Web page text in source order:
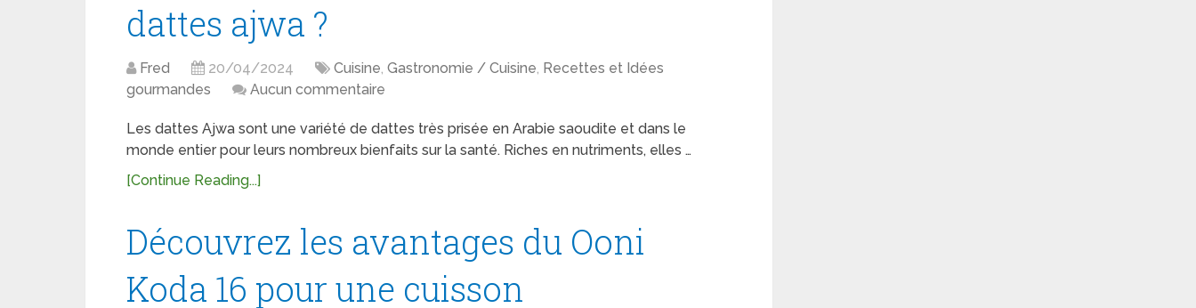
dattes ajwa ?
Fred 20/04/2024 Cuisine, Gastronomie / Cuisine, Recettes et Idées
gourmandes
Aucun commentaire
Les dattes Ajwa sont une variété de dattes très prisée en Arabie saoudite et dans le
monde entier pour leurs nombreux bienfaits sur la santé. Riches en nutriments, elles …
[Continue Reading...]
Découvrez les avantages du Ooni
Koda 16 pour une cuisson